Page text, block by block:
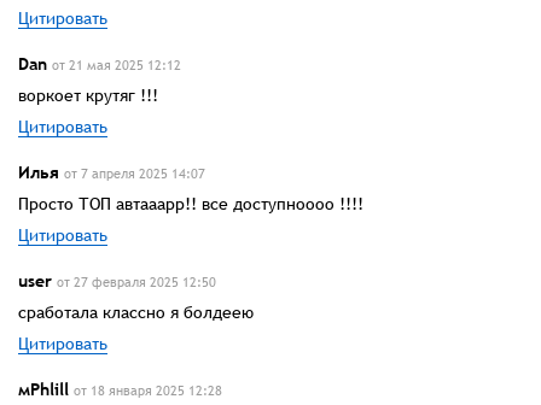
Цитировать
Dan от 21 мая 2025 12:12
воркоет крутяг !!!
Цитировать
Илья от 7 апреля 2025 14:07
Просто ТОП автааарр!! все доступноооо !!!!
Цитировать
user от 27 февраля 2025 12:50
сработала классно я болдеею
Цитировать
мPhlill от 18 января 2025 12:28